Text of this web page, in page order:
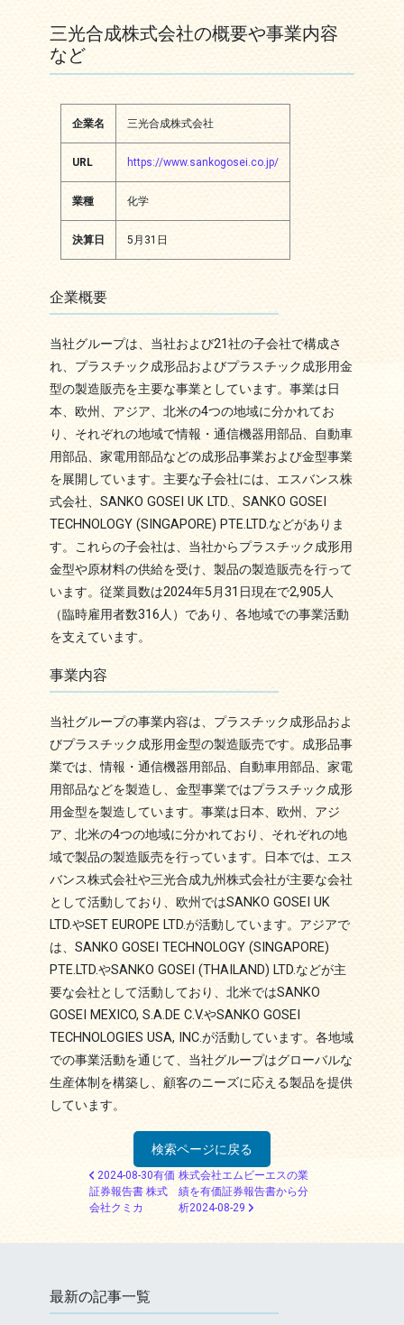
三光合成株式会社の概要や事業内容
など
企業名 三光合成株式会社
URL https://www.sankogosei.co.jp/
業種 化学
決算日 5月31日
企業概要
当社グループは、当社および21社の子会社で構成さ
れ、プラスチック成形品およびプラスチック成形用金
型の製造販売を主要な事業としています。事業は日
本、欧州、アジア、北米の4つの地域に分かれてお
り、それぞれの地域で情報・通信機器用部品、自動車
用部品、家電用部品などの成形品事業および金型事業
を展開しています。主要な子会社には、エスバンス株
式会社、SANKO GOSEI UK LTD.、SANKO GOSEI
TECHNOLOGY (SINGAPORE) PTE.LTD.などがありま
す。これらの子会社は、当社からプラスチック成形用
金型や原材料の供給を受け、製品の製造販売を行って
います。従業員数は2024年5月31日現在で2,905人
（臨時雇用者数316人）であり、各地域での事業活動
を支えています。
事業内容
当社グループの事業内容は、プラスチック成形品およ
びプラスチック成形用金型の製造販売です。成形品事
業では、情報・通信機器用部品、自動車用部品、家電
用部品などを製造し、金型事業ではプラスチック成形
用金型を製造しています。事業は日本、欧州、アジ
ア、北米の4つの地域に分かれており、それぞれの地
域で製品の製造販売を行っています。日本では、エス
バンス株式会社や三光合成九州株式会社が主要な会社
として活動しており、欧州ではSANKO GOSEI UK
LTD.やSET EUROPE LTD.が活動しています。アジアで
は、SANKO GOSEI TECHNOLOGY (SINGAPORE)
PTE.LTD.やSANKO GOSEI (THAILAND) LTD.などが主
要な会社として活動しており、北米ではSANKO
GOSEI MEXICO, S.A.DE C.V.やSANKO GOSEI
TECHNOLOGIES USA, INC.が活動しています。各地域
での事業活動を通じて、当社グループはグローバルな
生産体制を構築し、顧客のニーズに応える製品を提供
しています。
検索ページに戻る
投稿ナビゲーション
2024-08-30有価
証券報告書 株式
会社クミカ
株式会社エムビーエスの業
績を有価証券報告書から分
析2024-08-29
最新の記事一覧